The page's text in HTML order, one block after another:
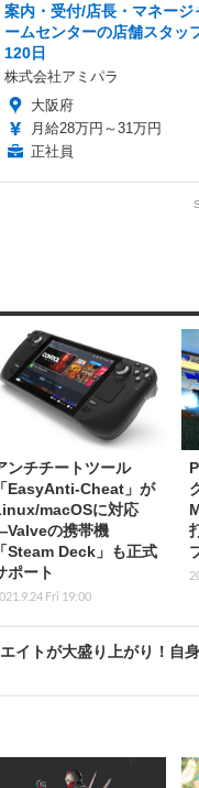
案内・受付/店長・マネー
ームセンターの店舗スタッ
120日
株式会社アミパラ
大阪府
月給28万円～31万円
正社員
ンチチートツール
「EasyAnti-Cheat」が
macOSに対応
の携帯機
「Steam Deck」も正式
ポート
Fri 19:00
イトが大盛り上がり！自